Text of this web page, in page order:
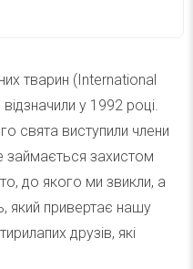
тварин (International
у 1992 році.
свята виступили члени
займається захистом
до якого ми звикли, а
який привертає нашу
друзів, які